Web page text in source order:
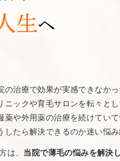
の治療で効果が実感できなかっ
ニックや育毛サロンを転々と
薬や外用薬の治療を続けてい
したら解決できるのか迷い悩
は、 当院で薄毛の悩みを解決